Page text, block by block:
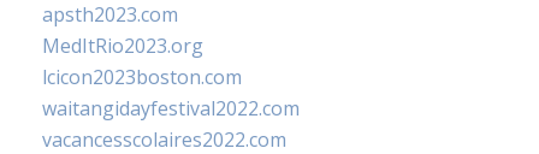
apsth2023.com
MedItRio2023.org
lcicon2023boston.com
waitangidayfestival2022.com
vacancesscolaires2022.com